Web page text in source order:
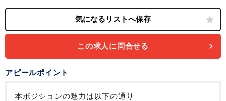
この求人に問合せる
アピールポイント
本ポジションの魅力は以下の通り